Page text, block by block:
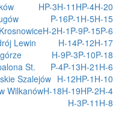
H-20
HP-4
H-11
HP-3
H-15
H-5
P-1
P-16
P-6
P-15
P-9
H-1
KrosnowiceH-2
H-17
P-12
H-14
Lewin
P-18
P-10
P-3
H-9
H-6
H-21
P-13
P-4
St.
H-10
HP-1
H-12
Szalejów
H-4
HP-2
H-19
H-18
Wilkanów
H-8
P-11
H-3